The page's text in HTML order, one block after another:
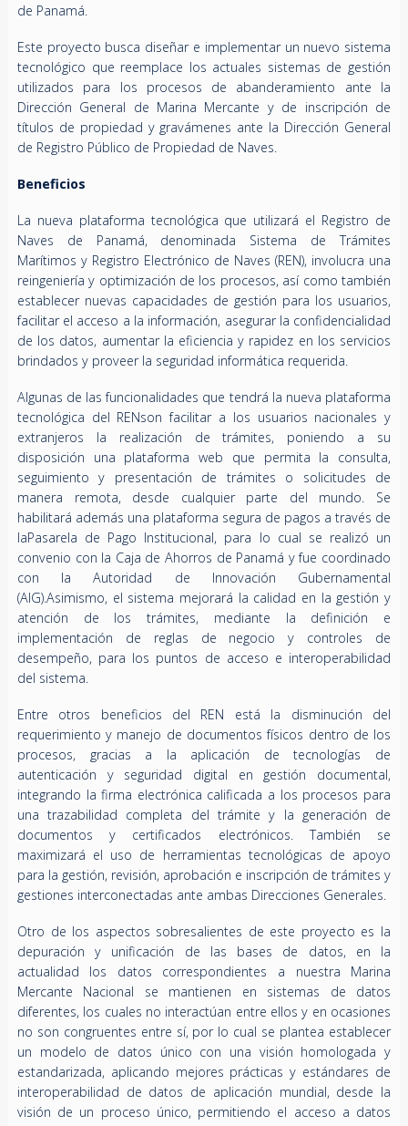
de Panamá.
Este proyecto busca diseñar e implementar un nuevo sistema
tecnológico que reemplace los actuales sistemas de gestión
utilizados para los procesos de abanderamiento ante la
Dirección General de Marina Mercante y de inscripción de
títulos de propiedad y gravámenes ante la Dirección General
de Registro Público de Propiedad de Naves.
Beneficios
La nueva plataforma tecnológica que utilizará el Registro de
Naves de Panamá, denominada Sistema de Trámites
Marítimos y Registro Electrónico de Naves (REN), involucra una
reingeniería y optimización de los procesos, así como también
establecer nuevas capacidades de gestión para los usuarios,
facilitar el acceso a la información, asegurar la confidencialidad
de los datos, aumentar la eficiencia y rapidez en los servicios
brindados y proveer la seguridad informática requerida.
Algunas de las funcionalidades que tendrá la nueva plataforma
tecnológica del RENson facilitar a los usuarios nacionales y
extranjeros la realización de trámites, poniendo a su
disposición una plataforma web que permita la consulta,
seguimiento y presentación de trámites o solicitudes de
manera remota, desde cualquier parte del mundo. Se
habilitará además una plataforma segura de pagos a través de
laPasarela de Pago Institucional, para lo cual se realizó un
convenio con la Caja de Ahorros de Panamá y fue coordinado
con la Autoridad de Innovación Gubernamental
(AIG).Asimismo, el sistema mejorará la calidad en la gestión y
atención de los trámites, mediante la definición e
implementación de reglas de negocio y controles de
desempeño, para los puntos de acceso e interoperabilidad
del sistema.
Entre otros beneficios del REN está la disminución del
requerimiento y manejo de documentos físicos dentro de los
procesos, gracias a la aplicación de tecnologías de
autenticación y seguridad digital en gestión documental,
integrando la firma electrónica calificada a los procesos para
una trazabilidad completa del trámite y la generación de
documentos y certificados electrónicos. También se
maximizará el uso de herramientas tecnológicas de apoyo
para la gestión, revisión, aprobación e inscripción de trámites y
gestiones interconectadas ante ambas Direcciones Generales.
Otro de los aspectos sobresalientes de este proyecto es la
depuración y unificación de las bases de datos, en la
actualidad los datos correspondientes a nuestra Marina
Mercante Nacional se mantienen en sistemas de datos
diferentes, los cuales no interactúan entre ellos y en ocasiones
no son congruentes entre sí, por lo cual se plantea establecer
un modelo de datos único con una visión homologada y
estandarizada, aplicando mejores prácticas y estándares de
interoperabilidad de datos de aplicación mundial, desde la
visión de un proceso único, permitiendo el acceso a datos